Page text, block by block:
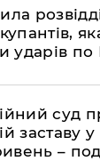
ударів
суд
заставу у
–